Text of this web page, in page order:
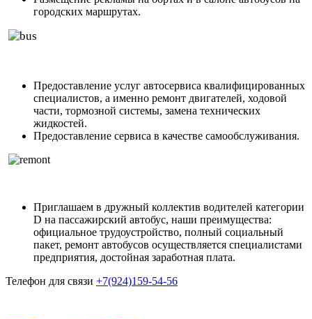
городских маршрутах.
Предоставление услуг автосервиса квалифицированных
специалистов, а именно ремонт двигателей, ходовой
части, тормозной системы, замена технических
жидкостей.
Предоставление сервиса в качестве самообслуживания.
Приглашаем в дружный коллектив водителей категории
D на пассажирский автобус, наши преимущества:
официальное трудоустройство, полный социальный
пакет, ремонт автобусов осуществляется специалистами
предприятия, достойная заработная плата.
Телефон для связи +7(924)159-54-56